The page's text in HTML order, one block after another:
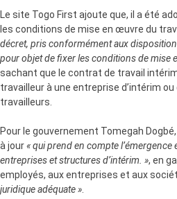
Le site Togo First ajoute que, il a été
les conditions de mise en œuvre du
décret, pris conformément aux
pour objet de fixer les conditions de mise
sachant que le contrat de travail
travailleur à une entreprise d’intérim
travailleurs.
Pour le gouvernement Tomegah
à jour« qui prend en compte
entreprises et structures d’intérim. », en
employés, aux entreprises et aux
juridique adéquate ».